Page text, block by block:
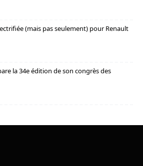
(mais pas seulement) pour Renault
la 34e édition de son congrès des